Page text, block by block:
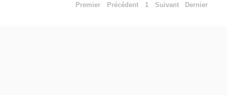
Premier
Précédent 1 Suivant Dernier